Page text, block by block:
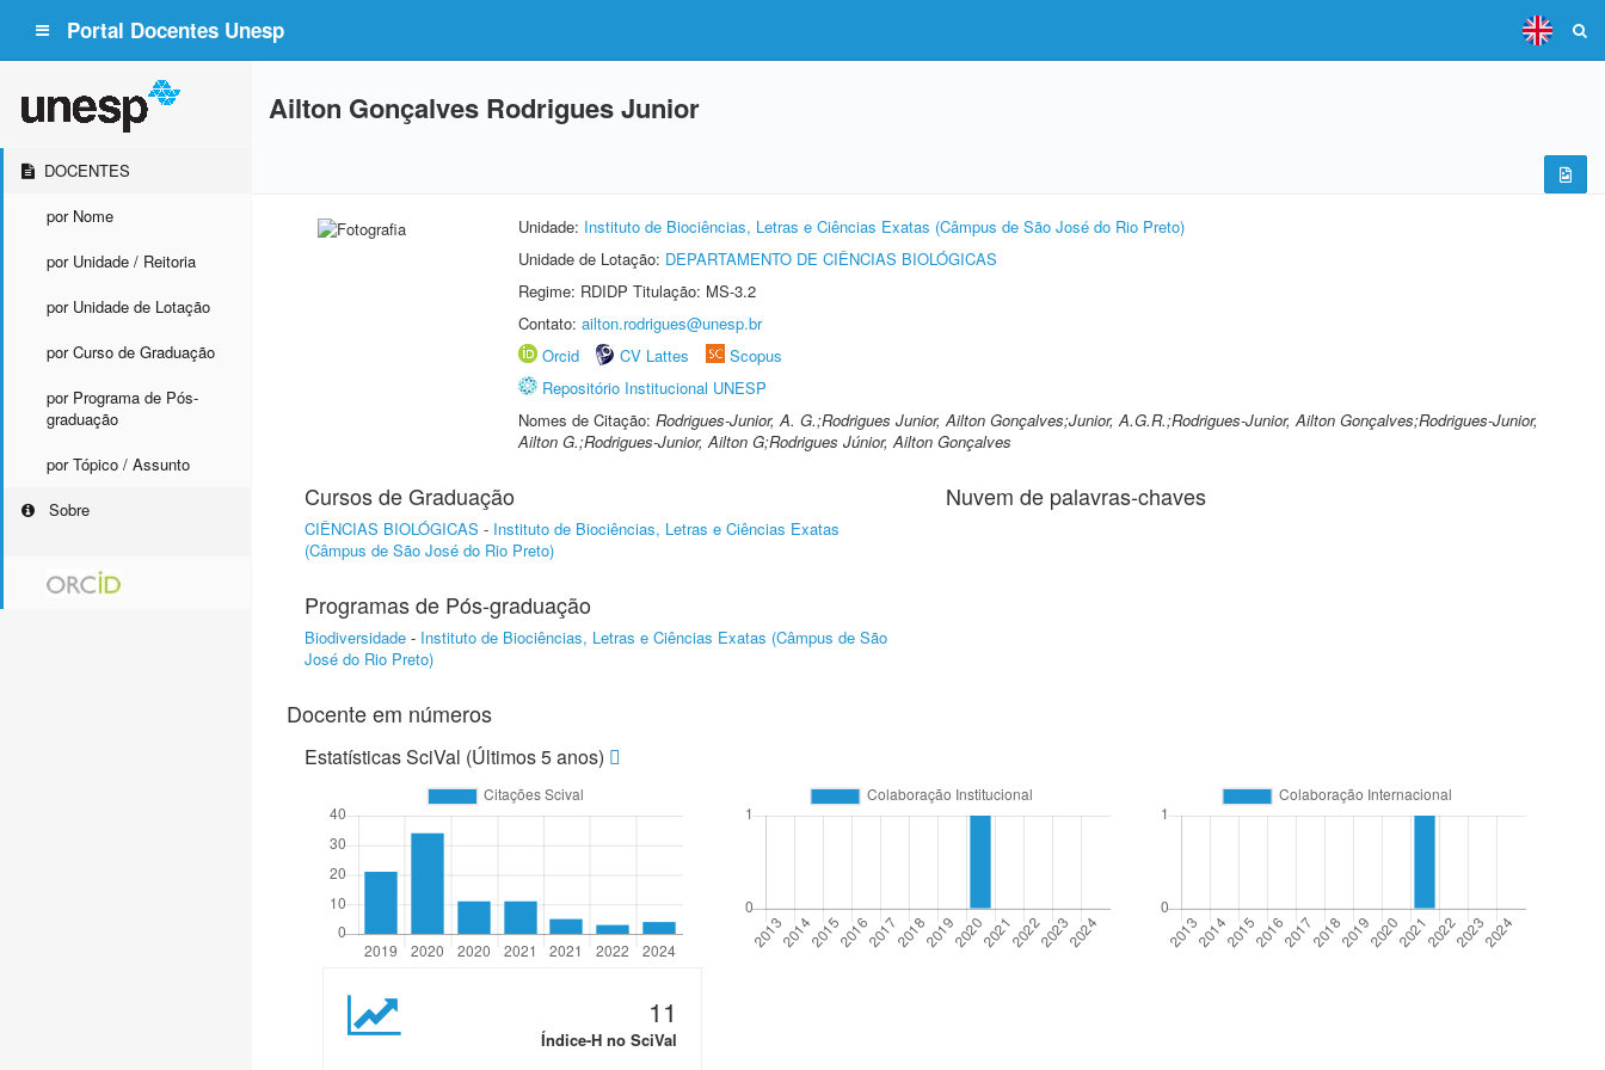
Portal Docentes Unesp
DOCENTES
por Nome
por Unidade / Reitoria
por Unidade de Lotação
por Curso de Graduação
por Programa de Pós-
graduação
por Tópico / Assunto
Sobre
Ailton Gonçalves Rodrigues Junior
Unidade: Instituto de Biociências, Letras e Ciências Exatas (Câmpus de São José do Rio Preto)
Unidade de Lotação: DEPARTAMENTO DE CIÊNCIAS BIOLÓGICAS
Regime: RDIDP Titulação: MS-3.2
Contato: ailton.rodrigues@unesp.br
Orcid
CV Lattes
Scopus
Repositório Institucional UNESP
Nomes de Citação: Rodrigues-Junior, A. G.;Rodrigues Junior, Ailton Gonçalves;Junior, A.G.R.;Rodrigues-Junior, Ailton Gonçalves;Rodrigues-Junior,
Ailton G.;Rodrigues-Junior, Ailton G;Rodrigues Júnior, Ailton Gonçalves
Cursos de Graduação
CIÊNCIAS BIOLÓGICAS - Instituto de Biociências, Letras e Ciências Exatas
(Câmpus de São José do Rio Preto)
Programas de Pós-graduação
Biodiversidade - Instituto de Biociências, Letras e Ciências Exatas (Câmpus de São
José do Rio Preto)
Nuvem de palavras-chaves
Docente em números
Estatísticas SciVal (Últimos 5 anos)
11
Índice-H no SciVal